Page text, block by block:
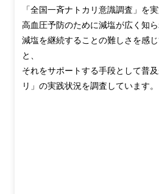
「全国一斉ナトカリ意識調査」を実
高血圧予防のために減塩が広く知ら
減塩を継続することの難しさを感
と、
それをサポートする手段として普
リ」の実践状況を調査しています。